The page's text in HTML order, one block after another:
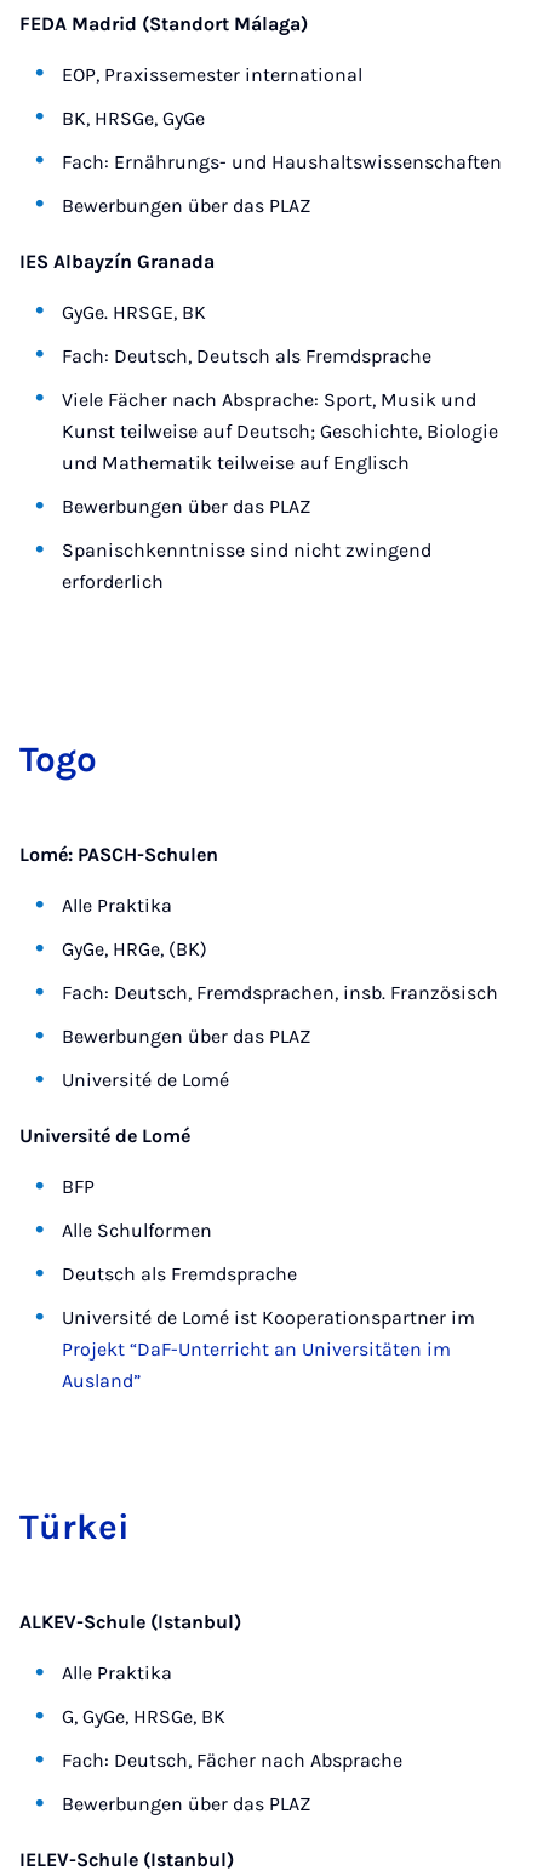
FEDA Madrid (Standort Málaga)
EOP, Praxissemester international
BK, HRSGe, GyGe
Fach: Ernährungs- und Haushaltswissenschaften
Bewerbungen über das PLAZ
IES Albayzín Granada
GyGe. HRSGE, BK
Fach: Deutsch, Deutsch als Fremdsprache
Viele Fächer nach Absprache: Sport, Musik und
Kunst teilweise auf Deutsch; Geschichte, Biologie
und Mathematik teilweise auf Englisch
Bewerbungen über das PLAZ
Spanischkenntnisse sind nicht zwingend
erforderlich
To­go
Lomé: PASCH-Schulen
Alle Praktika
GyGe, HRGe, (BK)
Fach: Deutsch, Fremdsprachen, insb. Französisch
Bewerbungen über das PLAZ
Université de Lomé
Université de Lomé
BFP
Alle Schulformen
Deutsch als Fremdsprache
Université de Lomé ist Kooperationspartner im
Projekt “DaF-Unterricht an Universitäten im
Ausland”
Tür­kei
ALKEV-Schule (Istanbul)
Alle Praktika
G, GyGe, HRSGe, BK
Fach: Deutsch, Fächer nach Absprache
Bewerbungen über das PLAZ
IELEV-Schule (Istanbul)